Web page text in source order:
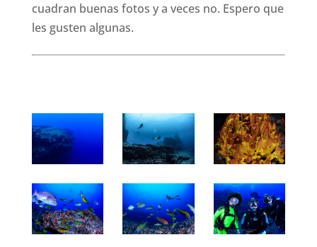
cuadran buenas fotos y a veces no. Espero que
les gusten algunas.